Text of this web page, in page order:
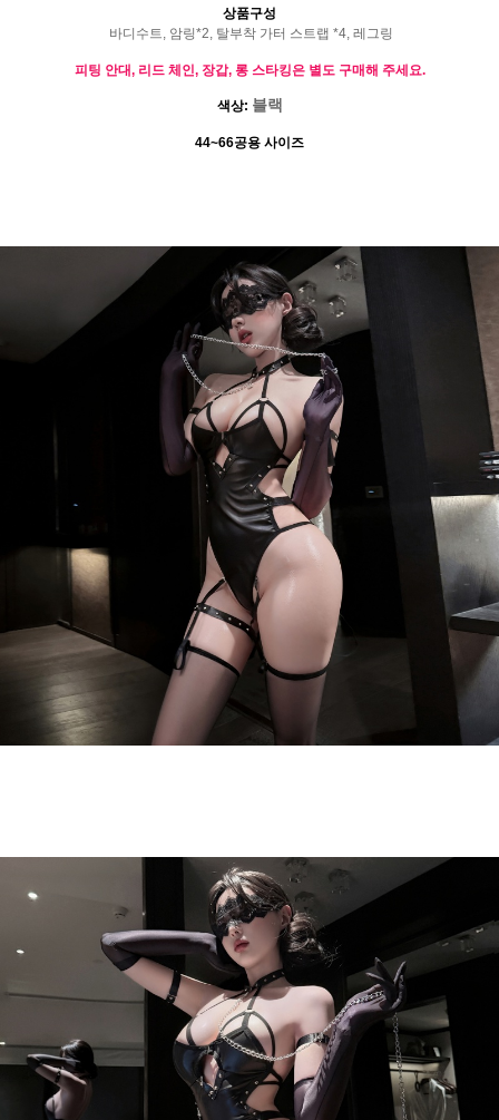
상품구성
바디수트, 암링*2, 탈부착 가터 스트랩 *4, 레그링
피팅 안대, 리드 체인, 장갑, 롱 스타킹은 별도 구매해 주세요.
색상: 블랙
44~66공용 사이즈